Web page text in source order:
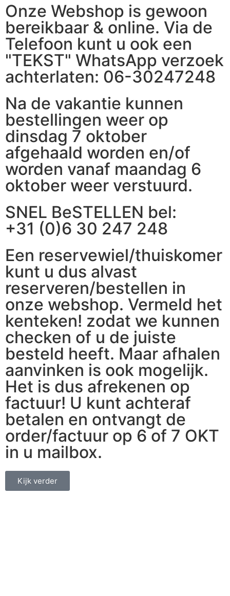
Onze Webshop is gewoon
bereikbaar & online. Via de
Telefoon kunt u ook een
"TEKST" WhatsApp verzoek
achterlaten: 06-30247248
Na de vakantie kunnen
bestellingen weer op
dinsdag 7 oktober
afgehaald worden en/of
worden vanaf maandag 6
oktober weer verstuurd.
SNEL BeSTELLEN bel:
+31 (0)6 30 247 248
Een reservewiel/thuiskomer
kunt u dus alvast
reserveren/bestellen in
onze webshop. Vermeld het
kenteken! zodat we kunnen
checken of u de juiste
besteld heeft. Maar afhalen
aanvinken is ook mogelijk.
Het is dus afrekenen op
factuur! U kunt achteraf
betalen en ontvangt de
order/factuur op 6 of 7 OKT
in u mailbox.
Kijk verder